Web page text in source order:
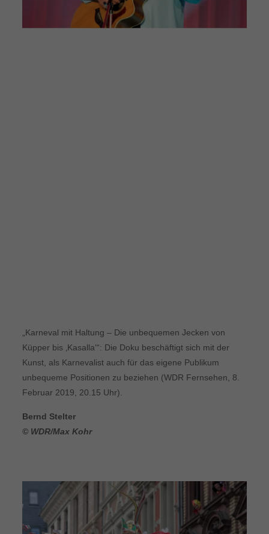
„Karneval mit Haltung – Die unbequemen Jecken von
Küpper bis ‚Kasalla‘“: Die Doku beschäftigt sich mit der
Kunst, als Karnevalist auch für das eigene Publikum
unbequeme Positionen zu beziehen (WDR Fernsehen, 8.
Februar 2019, 20.15 Uhr).
Bernd Stelter
© WDR/Max Kohr